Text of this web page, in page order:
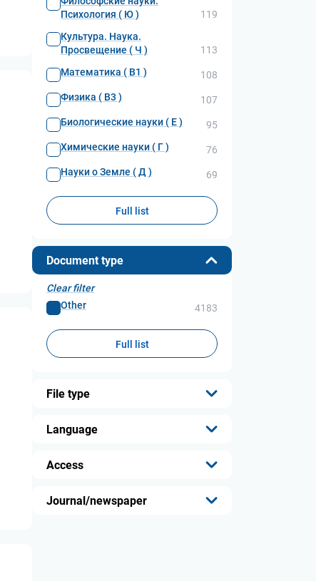
Психология ( Ю )
119
Культура. Наука.
Просвещение ( Ч )
113
Математика ( В1 )
108
Физика ( В3 )
107
Биологические науки ( Е )
95
Химические науки ( Г )
76
Науки о Земле ( Д )
69
Full list
Document type
Clear filter
Other
4183
Full list
File type
Language
Access
Journal/newspaper